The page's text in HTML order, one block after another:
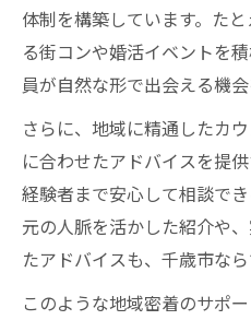
体制を構築しています。た
る街コンや婚活イベントを
員が自然な形で出会える機会
さらに、地域に精通したカ
に合わせたアドバイスを提
経験者まで安心して相談で
元の人脈を活かした紹介や
たアドバイスも、千歳市なら
このような地域密着のサポ